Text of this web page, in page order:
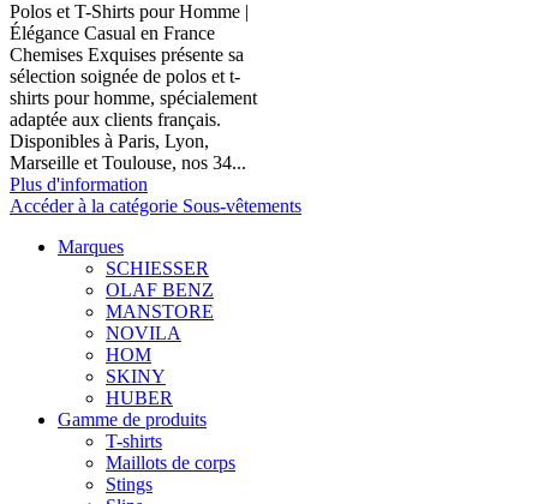
Polos et T-Shirts pour Homme |
Élégance Casual en France
Chemises Exquises présente sa
sélection soignée de polos et t-
shirts pour homme, spécialement
adaptée aux clients français.
Disponibles à Paris, Lyon,
Marseille et Toulouse, nos 34...
Plus d'information
Accéder à la catégorie Sous-vêtements
Marques
SCHIESSER
OLAF BENZ
MANSTORE
NOVILA
HOM
SKINY
HUBER
Gamme de produits
T-shirts
Maillots de corps
Stings